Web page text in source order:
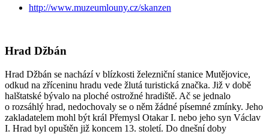
http://www.muzeumlouny.cz/skanzen
Hrad Džbán
Hrad Džbán se nachází v blízkosti železniční stanice Mutějovice,
odkud na zříceninu hradu vede žlutá turistická značka. Již v době
halštatské bývalo na ploché ostrožné hradiště. Ač se jednalo
o rozsáhlý hrad, nedochovaly se o něm žádné písemné zmínky. Jeho
zakladatelem mohl být král Přemysl Otakar I. nebo jeho syn Václav
I. Hrad byl opuštěn již koncem 13. století. Do dnešní doby